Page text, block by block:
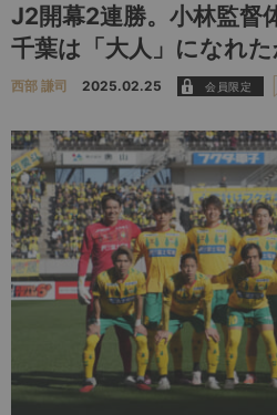
J2開幕2連勝。小林監督
千葉は「大人」になれた
西部 謙司 2025.02.25